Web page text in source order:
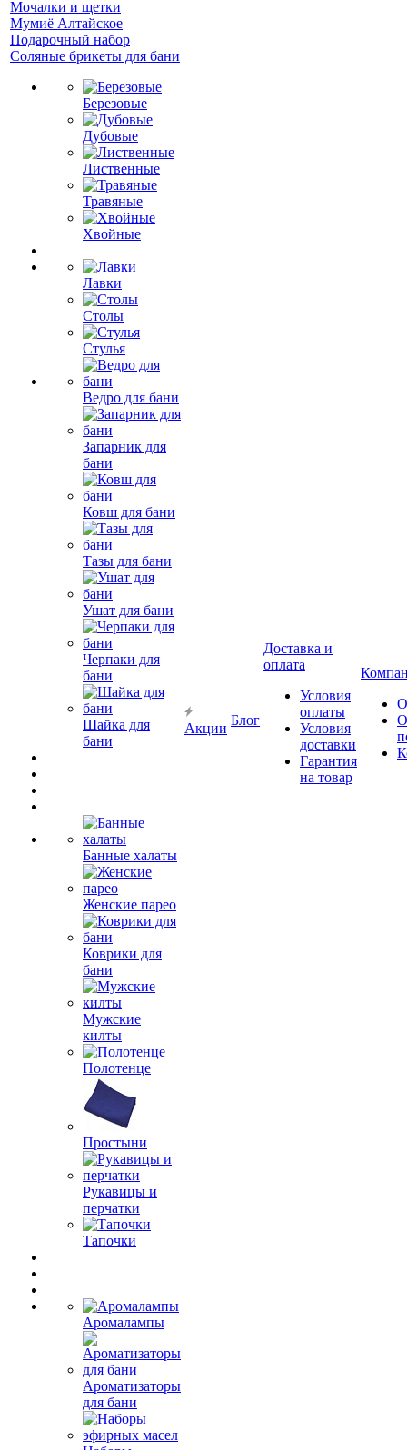
Мочалки и щетки
Мумиё Алтайское
Подарочный набор
Соляные брикеты для бани
Березовые
Дубовые
Лиственные
Травяные
Хвойные
Лавки
Столы
Стулья
Ведро для бани
Запарник для
бани
Ковш для бани
Тазы для бани
Ушат для бани
Черпаки для
бани
Шайка для
бани
Банные халаты
Женские парео
Коврики для
бани
Мужские
килты
Полотенце
Простыни
Рукавицы и
перчатки
Тапочки
Аромалампы
Ароматизаторы
для бани
Акции
Блог
Доставка и
оплата
Условия
оплаты
Условия
доставки
Гарантия
на товар